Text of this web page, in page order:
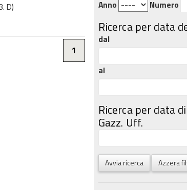
D)
1
Anno Numero
Ricerca per data
dal
al
Ricerca per data
Gazz. Uff.
Avvia ricerca Azzera